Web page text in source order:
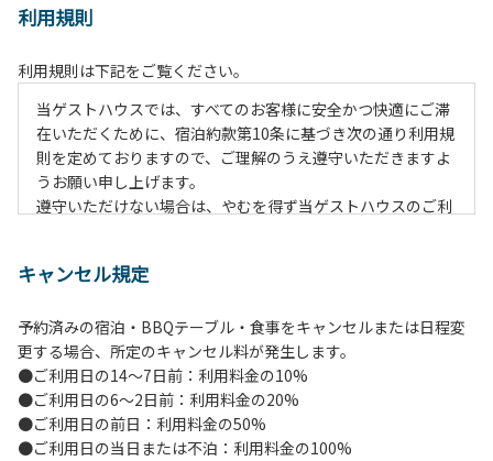
利用規則
利用規則は下記をご覧ください。
当ゲストハウスでは、すべてのお客様に安全かつ快適にご滞
在いただくために、宿泊約款第10条に基づき次の通り利用規
則を定めておりますので、ご理解のうえ遵守いただきますよ
うお願い申し上げます。
遵守いただけない場合は、やむを得ず当ゲストハウスのご利
１．当施設内に火薬や揮発油など、発火物、引火性物質は持
ち込まないでください。
２．喫煙は、所定の場所（①正面玄関出て左側 ②2階喫煙
ルーム）にてお願いします。所定の場所以外での喫煙はご遠
慮願います。
３．客室内は全室禁煙です。
キャンセル規定
予約済みの宿泊・BBQテーブル・食事をキャンセルまたは日程変
更する場合、所定のキャンセル料が発生します。
●ご利用日の14～7日前：利用料金の10%
●ご利用日の6～2日前：利用料金の20%
●ご利用日の前日：利用料金の50%
●ご利用日の当日または不泊：利用料金の100%